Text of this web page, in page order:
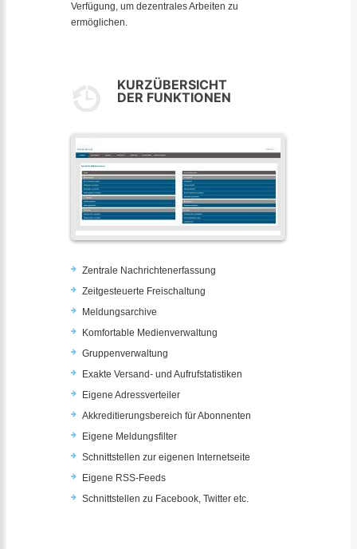
Verfügung, um dezentrales Arbeiten zu
ermöglichen.
KURZÜBERSICHT
DER FUNKTIONEN
Zentrale Nachrichtenerfassung
Zeitgesteuerte Freischaltung
Meldungsarchive
Komfortable Medienverwaltung
Gruppenverwaltung
Exakte Versand- und Aufrufstatistiken
Eigene Adressverteiler
Akkreditierungsbereich für Abonnenten
Eigene Meldungsfilter
Schnittstellen zur eigenen Internetseite
Eigene RSS-Feeds
Schnittstellen zu Facebook, Twitter etc.